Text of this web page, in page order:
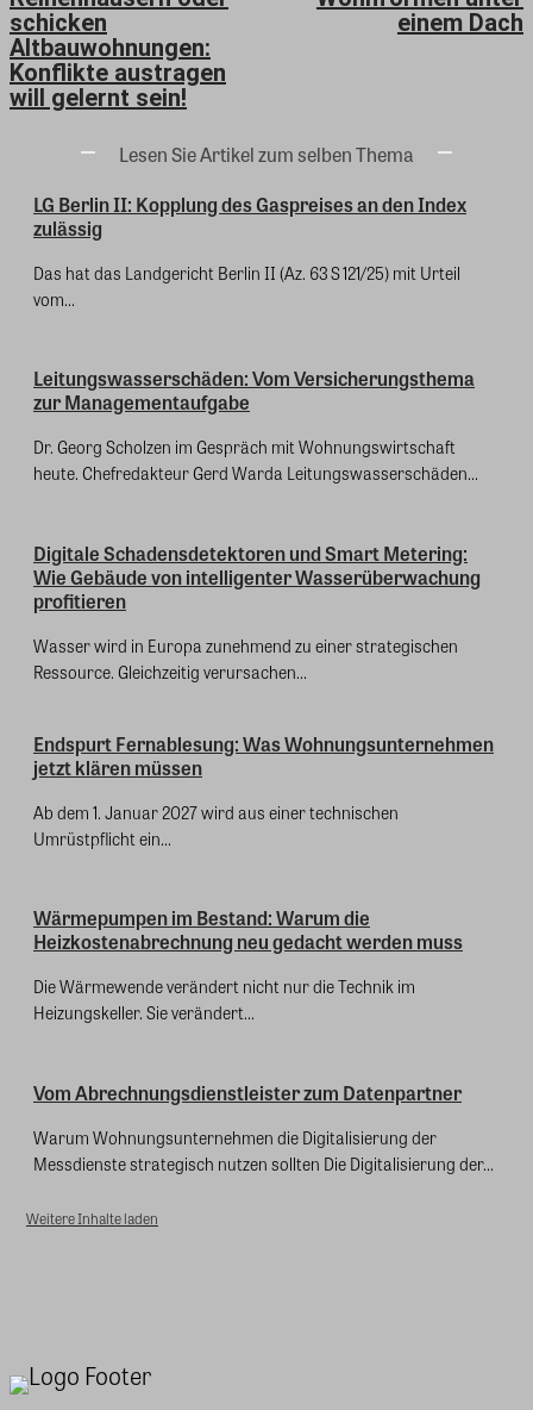
schicken
Altbauwohnungen:
Konflikte austragen
will gelernt sein!
einem Dach
Lesen Sie Artikel zum selben Thema
LG Berlin II: Kopplung des Gaspreises an den Index
zulässig
Das hat das Landgericht Berlin II (Az. 63 S 121/25) mit Urteil
vom...
Leitungswasserschäden: Vom Versicherungsthema
zur Managementaufgabe
Dr. Georg Scholzen im Gespräch mit Wohnungswirtschaft
heute. Chefredakteur Gerd Warda Leitungswasserschäden...
Digitale Schadensdetektoren und Smart Metering:
Wie Gebäude von intelligenter Wasserüberwachung
profitieren
Wasser wird in Europa zunehmend zu einer strategischen
Ressource. Gleichzeitig verursachen...
Endspurt Fernablesung: Was Wohnungsunternehmen
jetzt klären müssen
Ab dem 1. Januar 2027 wird aus einer technischen
Umrüstpflicht ein...
Wärmepumpen im Bestand: Warum die
Heizkostenabrechnung neu gedacht werden muss
Die Wärmewende verändert nicht nur die Technik im
Heizungskeller. Sie verändert...
Vom Abrechnungsdienstleister zum Datenpartner
Warum Wohnungsunternehmen die Digitalisierung der
Messdienste strategisch nutzen sollten Die Digitalisierung der...
Weitere Inhalte laden